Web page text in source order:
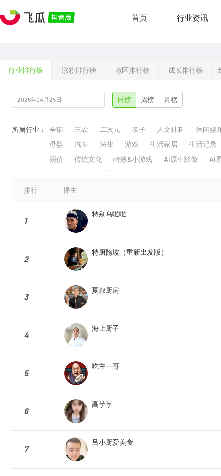
首页 行业资讯
行业排行榜 涨粉排行榜 地区排行榜 成长排行榜
日榜 周榜 月榜
所属行业： 全部 三农 二次元 亲子 人文社科
休闲娱
母婴
汽车 法律 游戏 生活家居
生活记录
颜值
传统文化 特效&小游戏 AI原生影像 AI
排行 播主
1
特别乌啦啦
2
特厨隋坡（重新出发版）
3
夏叔厨房
4
海上厨子
5
吃主一哥
6
高芋芋
7
吕小厨爱美食